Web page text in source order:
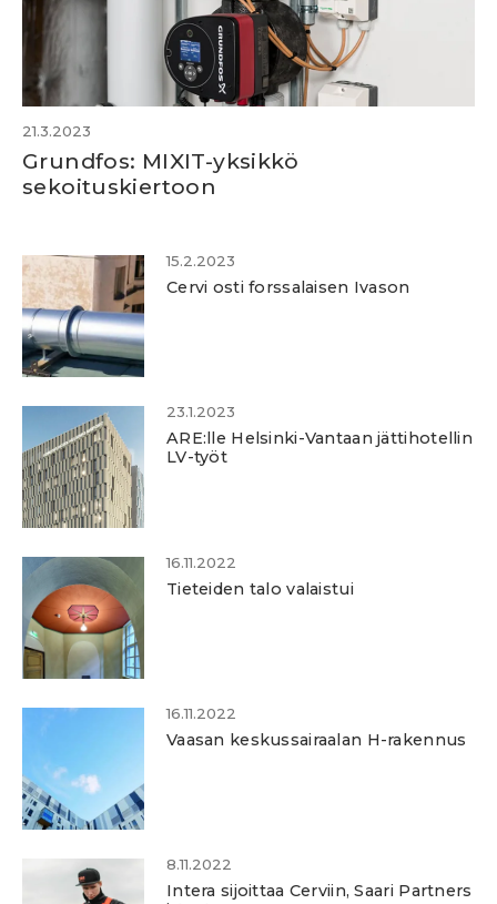
21.3.2023
Grundfos: MIXIT-yksikkö
sekoituskiertoon
15.2.2023
Cervi osti forssalaisen Ivason
23.1.2023
ARE:lle Helsinki-Vantaan jättihotellin
LV-työt
16.11.2022
Tieteiden talo valaistui
16.11.2022
Vaasan keskussairaalan H-rakennus
8.11.2022
Intera sijoittaa Cerviin, Saari Partners